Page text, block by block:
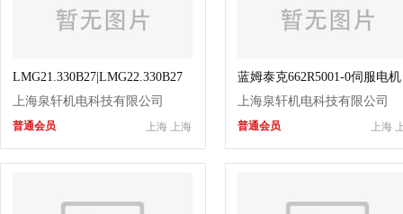
LMG21.330B27|LMG22.330B27
燃烧控制器
上海泉轩机电科技有限公司
上海 上海
普通会员
蓝姆泰克662R5001-0伺服电机
662R5003-0
上海泉轩机电科技有限公司
上海
普通会员